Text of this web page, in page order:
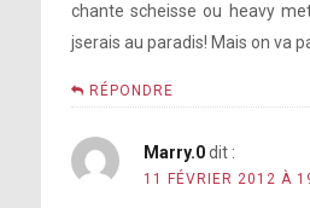
chante scheisse ou heavy
jserais au paradis! Mais on va
RÉPONDRE
Marry.0 dit :
11 FÉVRIER 2012 À